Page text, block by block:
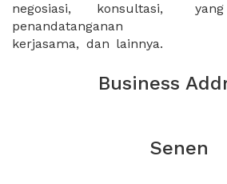
negosiasi, konsultasi,
penandatanganan
kerjasama, dan lainnya.
Business
Senen